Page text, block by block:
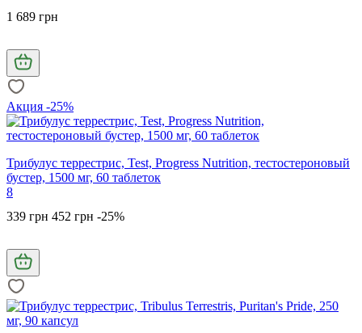
1 689 грн
Акция -25%
Трибулус террестрис, Test, Progress Nutrition, тестостероновый
бустер, 1500 мг, 60 таблеток
8
339 грн 452 грн -25%